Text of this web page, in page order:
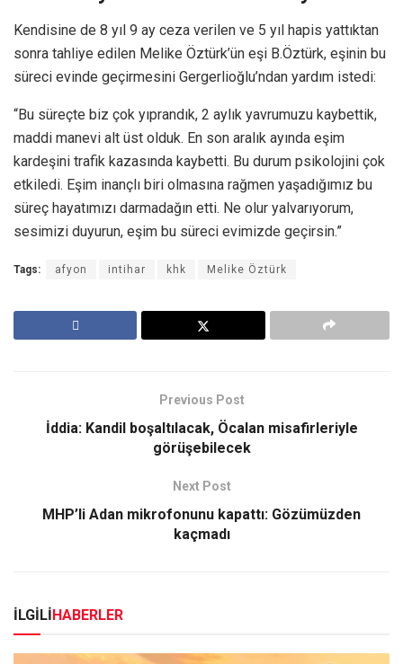
Kendisine de 8 yıl 9 ay ceza verilen ve 5 yıl hapis yattıktan
sonra tahliye edilen Melike Öztürk’ün eşi B.Öztürk, eşinin bu
süreci evinde geçirmesini Gergerlioğlu’ndan yardım istedi:
“Bu süreçte biz çok yıprandık, 2 aylık yavrumuzu kaybettik,
maddi manevi alt üst olduk. En son aralık ayında eşim
kardeşini trafik kazasında kaybetti. Bu durum psikolojini çok
etkiledi. Eşim inançlı biri olmasına rağmen yaşadığımız bu
süreç hayatımızı darmadağın etti. Ne olur yalvarıyorum,
sesimizi duyurun, eşim bu süreci evimizde geçirsin.”
Tags: afyon intihar khk Melike Öztürk
Previous Post
İddia: Kandil boşaltılacak, Öcalan misafirleriyle
görüşebilecek
Next Post
MHP’li Adan mikrofonunu kapattı: Gözümüzden
kaçmadı
İLGİLİHABERLER